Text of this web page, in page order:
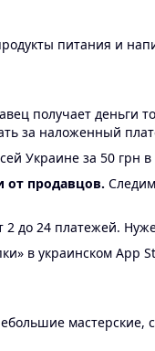
питания и
получает деньги
за наложенный
Украине за 50 грн
от продавцов.
2 до 24 платежей.
в украинском App